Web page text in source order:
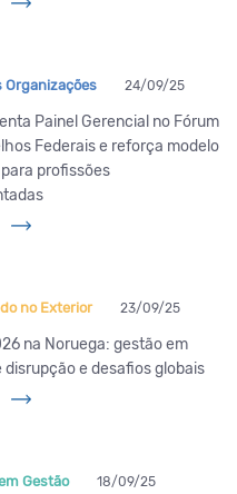
Organizações 24/09/25
Painel Gerencial no Fórum
Federais e reforça modelo
profissões
no Exterior 23/09/25
na Noruega: gestão em
disrupção e desafios globais
Gestão 18/09/25